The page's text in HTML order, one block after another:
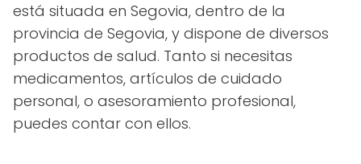
está situada en Segovia, dentro de la
provincia de Segovia, y dispone de diversos
productos de salud. Tanto si necesitas
medicamentos, artículos de cuidado
personal, o asesoramiento profesional,
puedes contar con ellos.